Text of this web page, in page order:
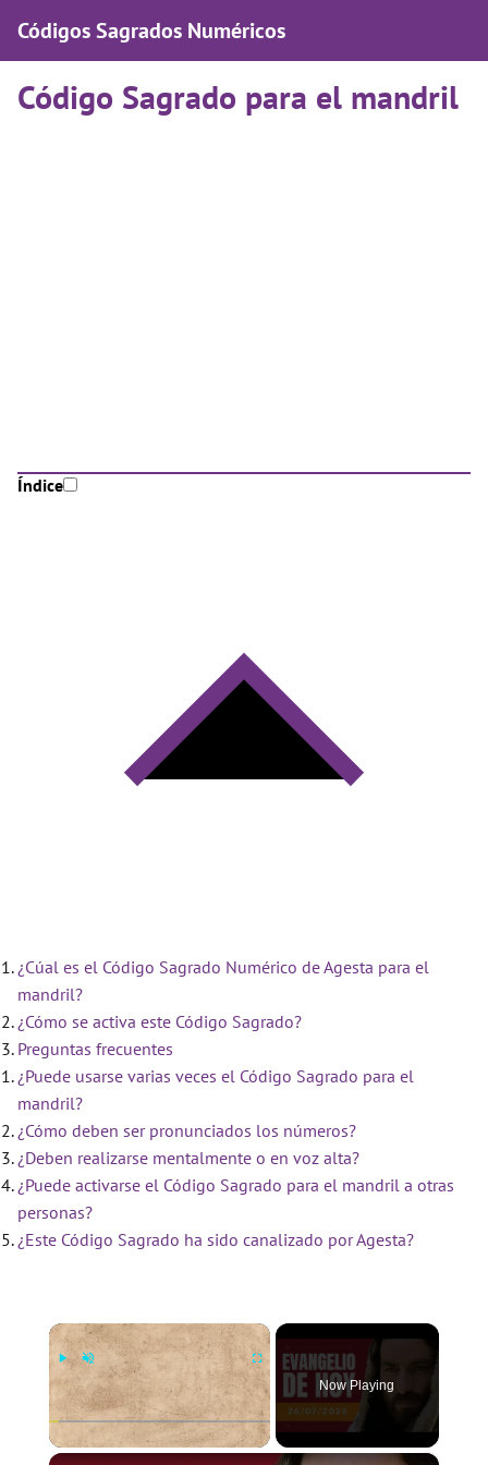
Códigos Sagrados Numéricos
Código Sagrado para el mandril
Índice
¿Cúal es el Código Sagrado Numérico de Agesta para el
mandril?
¿Cómo se activa este Código Sagrado?
Preguntas frecuentes
¿Puede usarse varias veces el Código Sagrado para el
mandril?
¿Cómo deben ser pronunciados los números?
¿Deben realizarse mentalmente o en voz alta?
¿Puede activarse el Código Sagrado para el mandril a otras
personas?
¿Este Código Sagrado ha sido canalizado por Agesta?
×
Fullscreen
Now Playing
×